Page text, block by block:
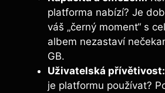
platforma nabízí? Je
váš „černý‌ moment“ s
albem nezastaví
GB.
Uživatelská přívětivost:
je platformu používat?